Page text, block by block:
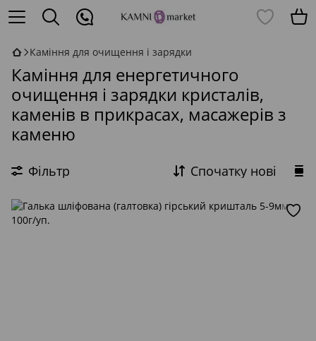
Каміння для очищення і зарядки
Каміння для енергетичного
очищення і зарядки кристалів,
каменів в прикрасах, масажерів з
каменю
Фільтр Спочатку нові